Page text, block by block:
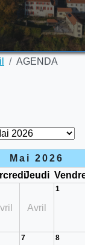
AGENDA
Mai 2026
Jeudi
Avril
1
7 8